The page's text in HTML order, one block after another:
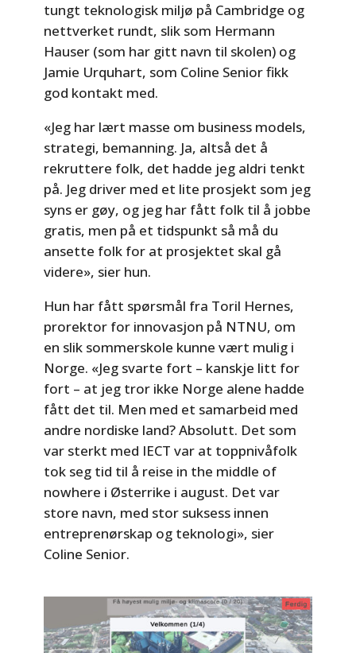
tungt teknologisk miljø på Cambridge og
nettverket rundt, slik som Hermann
Hauser (som har gitt navn til skolen) og
Jamie Urquhart, som Coline Senior fikk
god kontakt med.
«Jeg har lært masse om business models,
strategi, bemanning. Ja, altså det å
rekruttere folk, det hadde jeg aldri tenkt
på. Jeg driver med et lite prosjekt som jeg
syns er gøy, og jeg har fått folk til å jobbe
gratis, men på et tidspunkt så må du
ansette folk for at prosjektet skal gå
videre», sier hun.
Hun har fått spørsmål fra Toril Hernes,
prorektor for innovasjon på NTNU, om
en slik sommerskole kunne vært mulig i
Norge. «Jeg svarte fort – kanskje litt for
fort – at jeg tror ikke Norge alene hadde
fått det til. Men med et samarbeid med
andre nordiske land? Absolutt. Det som
var sterkt med IECT var at toppnivåfolk
tok seg tid til å reise in the middle of
nowhere i Østerrike i august. Det var
store navn, med stor suksess innen
entreprenørskap og teknologi», sier
Coline Senior.